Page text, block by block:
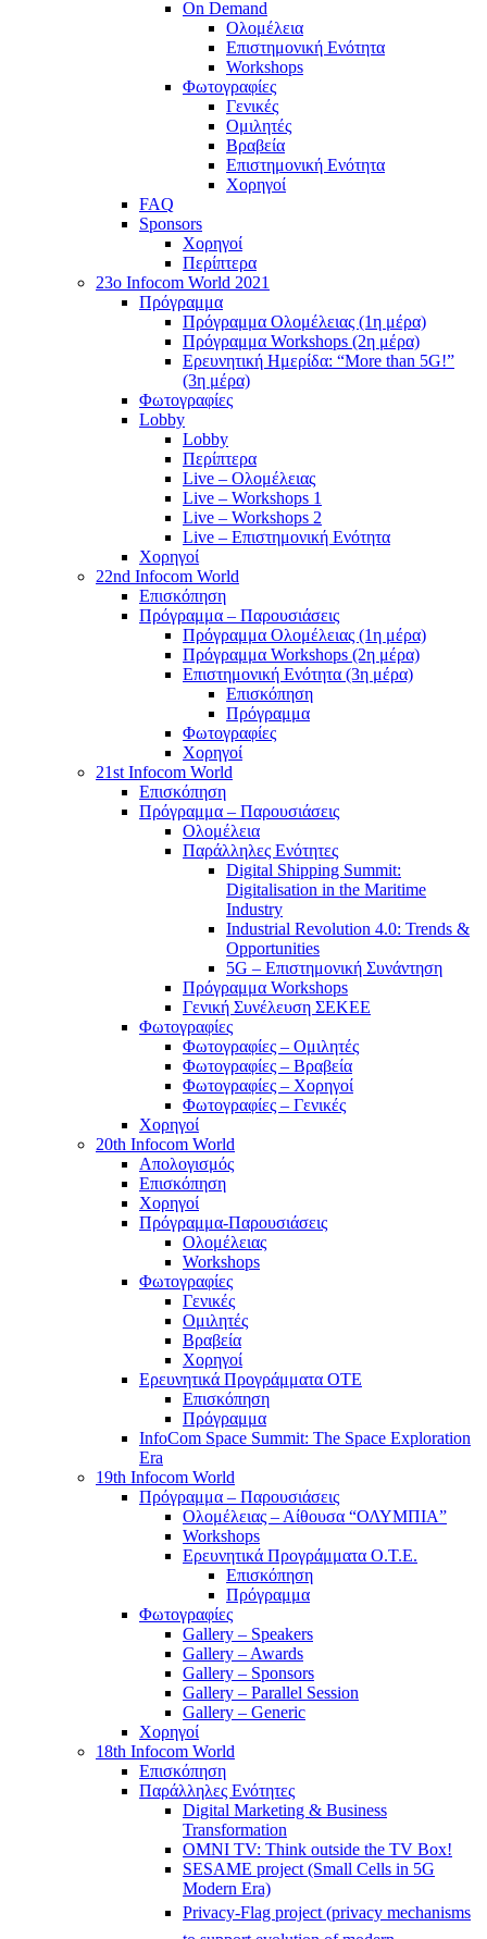
On Demand
Ολομέλεια
Επιστημονική Ενότητα
Workshops
Φωτογραφίες
Γενικές
Ομιλητές
Βραβεία
Επιστημονική Ενότητα
Χορηγοί
FAQ
Sponsors
Χορηγοί
Περίπτερα
23o Infocom World 2021
Πρόγραμμα
Πρόγραμμα Ολομέλειας (1η μέρα)
Πρόγραμμα Workshops (2η μέρα)
Ερευνητική Ημερίδα: “More than 5G!”
(3η μέρα)
Φωτογραφίες
Lobby
Lobby
Περίπτερα
Live – Ολομέλειας
Live – Workshops 1
Live – Workshops 2
Live – Επιστημονική Ενότητα
Χορηγοί
22nd Infocom World
Επισκόπηση
Πρόγραμμα – Παρουσιάσεις
Πρόγραμμα Ολομέλειας (1η μέρα)
Πρόγραμμα Workshops (2η μέρα)
Επιστημονική Ενότητα (3η μέρα)
Επισκόπηση
Πρόγραμμα
Φωτογραφίες
Χορηγοί
21st Infocom World
Επισκόπηση
Πρόγραμμα – Παρουσιάσεις
Ολομέλεια
Παράλληλες Ενότητες
Digital Shipping Summit:
Digitalisation in the Maritime
Industry
Industrial Revolution 4.0: Trends &
Opportunities
5G – Επιστημονική Συνάντηση
Πρόγραμμα Workshops
Γενική Συνέλευση ΣΕΚΕΕ
Φωτογραφίες
Φωτογραφίες – Ομιλητές
Φωτογραφίες – Βραβεία
Φωτογραφίες – Χορηγοί
Φωτογραφίες – Γενικές
Χορηγοί
20th Infocom World
Απολογισμός
Επισκόπηση
Χορηγοί
Πρόγραμμα-Παρουσιάσεις
Ολομέλειας
Workshops
Φωτογραφίες
Γενικές
Ομιλητές
Βραβεία
Χορηγοί
Ερευνητικά Προγράμματα ΟΤΕ
Επισκόπηση
Πρόγραμμα
InfoCom Space Summit: The Space Exploration
Era
19th Infocom World
Πρόγραμμα – Παρουσιάσεις
Ολομέλειας – Αίθουσα “ΟΛΥΜΠΙΑ”
Workshops
Ερευνητικά Προγράμματα Ο.Τ.Ε.
Επισκόπηση
Πρόγραμμα
Φωτογραφίες
Gallery – Speakers
Gallery – Awards
Gallery – Sponsors
Gallery – Parallel Session
Gallery – Generic
Χορηγοί
18th Infocom World
Επισκόπηση
Παράλληλες Ενότητες
Digital Marketing & Business
Transformation
OMNI TV: Think outside the TV Box!
SESAME project (Small Cells in 5G
Modern Era)
Privacy-Flag project (privacy mechanisms